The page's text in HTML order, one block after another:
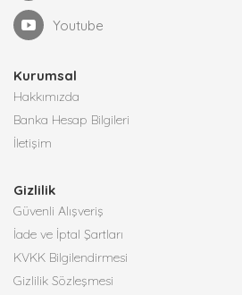
Youtube
Kurumsal
Hakkımızda
Banka Hesap Bilgileri
İletişim
Gizlilik
Güvenli Alışveriş
İade ve İptal Şartları
KVKK Bilgilendirmesi
Gizlilik Sözleşmesi